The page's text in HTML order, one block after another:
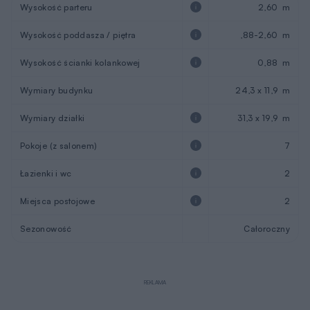
Wysokość parteru 2,60 m
Wysokość poddasza / piętra ,88-2,60 m
Wysokość ścianki kolankowej 0,88 m
Wymiary budynku 24,3 x 11,9 m
Wymiary działki 31,3 x 19,9 m
Pokoje (z salonem) 7
Łazienki i wc 2
Miejsca postojowe 2
Sezonowość Całoroczny
REKLAMA